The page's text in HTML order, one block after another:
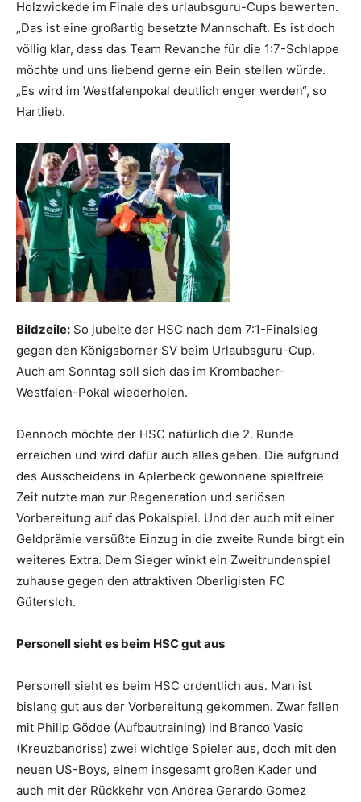
Holzwickede im Finale des urlaubsguru-Cups bewerten.
„Das ist eine großartig besetzte Mannschaft. Es ist doch
völlig klar, dass das Team Revanche für die 1:7-Schlappe
möchte und uns liebend gerne ein Bein stellen würde.
„Es wird im Westfalenpokal deutlich enger werden“, so
Hartlieb.
Bildzeile: So jubelte der HSC nach dem 7:1-Finalsieg
gegen den Königsborner SV beim Urlaubsguru-Cup.
Auch am Sonntag soll sich das im Krombacher-
Westfalen-Pokal wiederholen.
Dennoch möchte der HSC natürlich die 2. Runde
erreichen und wird dafür auch alles geben. Die aufgrund
des Ausscheidens in Aplerbeck gewonnene spielfreie
Zeit nutzte man zur Regeneration und seriösen
Vorbereitung auf das Pokalspiel. Und der auch mit einer
Geldprämie versüßte Einzug in die zweite Runde birgt ein
weiteres Extra. Dem Sieger winkt ein Zweitrundenspiel
zuhause gegen den attraktiven Oberligisten FC
Gütersloh.
Personell sieht es beim HSC gut aus
Personell sieht es beim HSC ordentlich aus. Man ist
bislang gut aus der Vorbereitung gekommen. Zwar fallen
mit Philip Gödde (Aufbautraining) ind Branco Vasic
(Kreuzbandriss) zwei wichtige Spieler aus, doch mit den
neuen US-Boys, einem insgesamt großen Kader und
auch mit der Rückkehr von Andrea Gerardo Gomez